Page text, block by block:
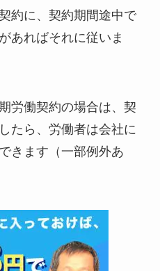
約に、契約期間途中で
あればそれに従いま
労働契約の場合は、契
たら、労働者は会社に
きます（一部例外あ